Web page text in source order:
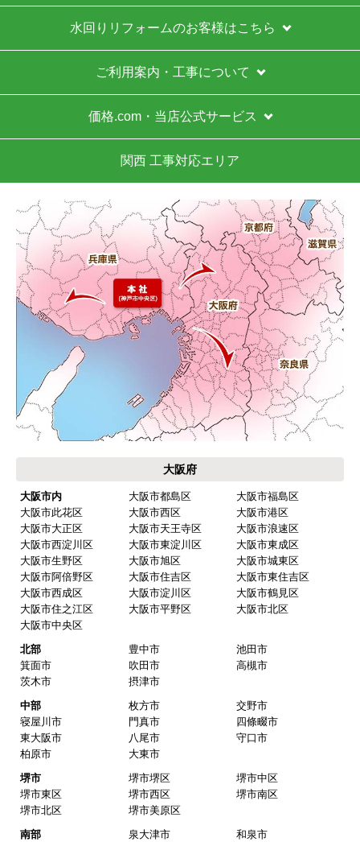
水回りリフォームのお客様はこちら
ご利用案内・工事について
価格.com・当店公式サービス
関西 工事対応エリア
大阪府
大阪市内 大阪市都島区
大阪市福島区
大阪市此花区
大阪市西区
大阪市港区
大阪市大正区
大阪市天王寺区
大阪市浪速区
大阪市西淀川区
大阪市東淀川区
大阪市東成区
大阪市生野区
大阪市旭区
大阪市城東区
大阪市阿倍野区
大阪市住吉区
大阪市東住吉区
大阪市西成区
大阪市淀川区
大阪市鶴見区
大阪市住之江区
大阪市平野区
大阪市北区
大阪市中央区
北部
豊中市
池田市
箕面市
吹田市
高槻市
茨木市
摂津市
中部
枚方市
交野市
寝屋川市
門真市
四條畷市
東大阪市
八尾市
守口市
柏原市
大東市
堺市
堺市堺区
堺市中区
堺市東区
堺市西区
堺市南区
堺市北区
堺市美原区
南部
泉大津市
和泉市